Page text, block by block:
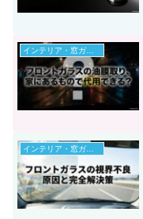
インテリア・窓ガラス
インテリア・窓ガラス